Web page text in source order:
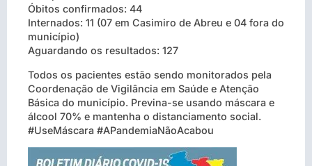
Óbitos confirmados: 44
Internados: 11 (07 em Casimiro de Abreu e 04 fora do
município)
Aguardando os resultados: 127
Todos os pacientes estão sendo monitorados pela
Coordenação de Vigilância em Saúde e Atenção
Básica do município. Previna-se usando máscara e
álcool 70% e mantenha o distanciamento social.
#UseMáscara #APandemiaNãoAcabou